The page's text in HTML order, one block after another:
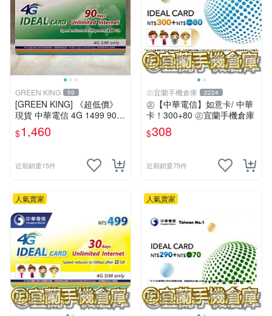
GREEN KING 59
[GREEN KING] 《超低價》
現貨 中華電信 4G 1499 90天
網路吃到飽 儲值卡 網路卡 預
付卡 上網卡 如意卡 電話卡
$1,460
近期銷量15件
㊣宜蘭手機倉庫 2224
㊣【中華電信】如意卡/ 中華
卡！300+80 ㊣宜蘭手機倉庫
$308
近期銷量75件
人氣賣家 人氣賣家